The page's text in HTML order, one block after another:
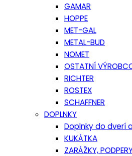
GAMAR
HOPPE
MET-GAL
METAL-BUD
NOMET
OSTATNÍ
RICHTER
ROSTEX
SCHAFFNER
DOPLNKY
Doplnky do dverí
KUKÁTKA
ZARÁŽKY,